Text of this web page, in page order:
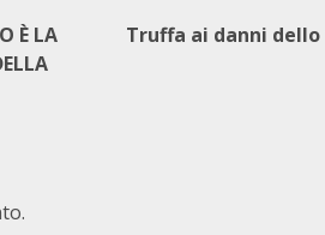
È LA
Truffa ai danni